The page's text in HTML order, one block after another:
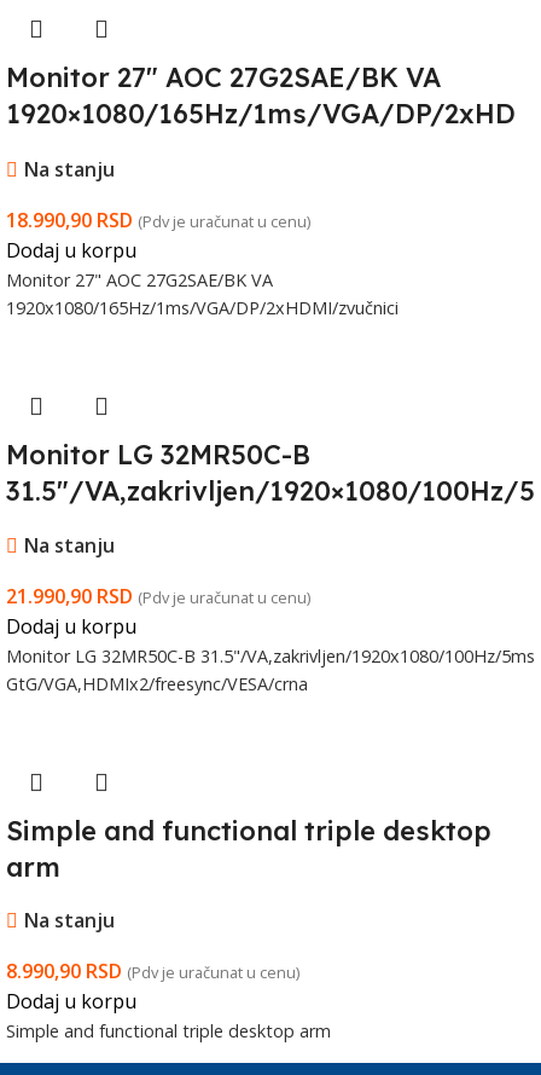
Monitor 27″ AOC 27G2SAE/BK VA
1920×1080/165Hz/1ms/VGA/DP/2xHD
Na stanju
18.990,90 RSD (Pdv je uračunat u cenu)
Dodaj u korpu
Monitor 27" AOC 27G2SAE/BK VA
1920x1080/165Hz/1ms/VGA/DP/2xHDMI/zvučnici
Monitor LG 32MR50C-B
31.5″/VA,zakrivljen/1920×1080/100Hz/5
GtG/VGA,HDMIx2/freesync/VESA/crn
a
Na stanju
21.990,90 RSD (Pdv je uračunat u cenu)
Dodaj u korpu
Monitor LG 32MR50C-B 31.5"/VA,zakrivljen/1920x1080/100Hz/5ms
GtG/VGA,HDMIx2/freesync/VESA/crna
Simple and functional triple desktop
arm
Na stanju
8.990,90 RSD (Pdv je uračunat u cenu)
Dodaj u korpu
Simple and functional triple desktop arm